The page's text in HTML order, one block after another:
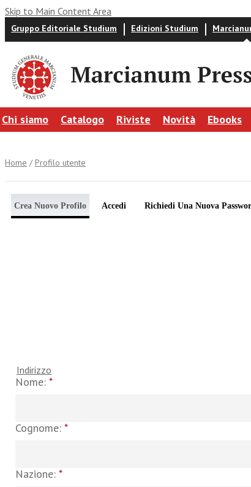
Skip to Main Content Area
Gruppo Editoriale Studium Edizioni Studium
Chi siamo Catalogo Riviste Novità Ebooks
Home / Profilo utente
Crea Nuovo Profilo Accedi Richiedi Una Nuova
Indirizzo
Nome: *
Cognome: *
Nazione: *